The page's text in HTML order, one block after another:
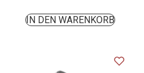
IN DEN WARENKORB